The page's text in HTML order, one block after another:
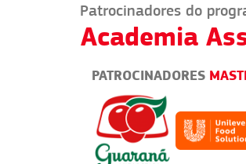
Patrocinadores do
Academia
PATROCINADORES